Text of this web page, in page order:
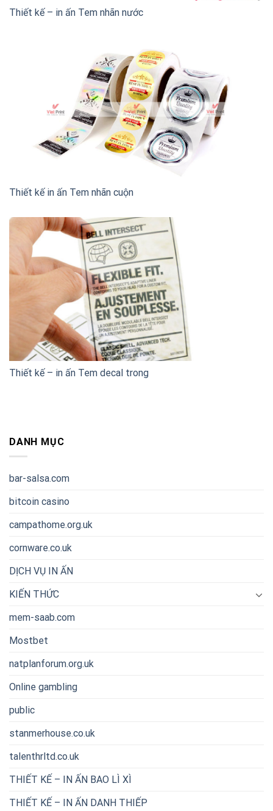
Thiết kế – in ấn Tem nhãn nước
Thiết kế in ấn Tem nhãn cuộn
Thiết kế – in ấn Tem decal trong
DANH MỤC
bar-salsa.com
bitcoin casino
campathome.org.uk
cornware.co.uk
DỊCH VỤ IN ẤN
KIẾN THỨC
mem-saab.com
Mostbet
natplanforum.org.uk
Online gambling
public
stanmerhouse.co.uk
talenthrltd.co.uk
THIẾT KẾ – IN ẤN BAO LÌ XÌ
THIẾT KẾ – IN ẤN DANH THIẾP